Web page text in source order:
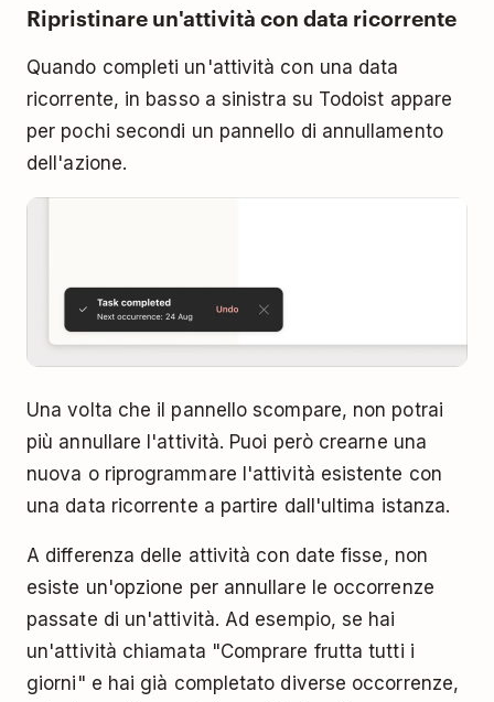
Ripristinare un'attività con data ricorrente
Quando completi un'attività con una data
ricorrente, in basso a sinistra su Todoist appare
per pochi secondi un pannello di annullamento
dell'azione.
Una volta che il pannello scompare, non potrai
più annullare l'attività. Puoi però crearne una
nuova o riprogrammare l'attività esistente con
una data ricorrente a partire dall'ultima istanza.
A differenza delle attività con date fisse, non
esiste un'opzione per annullare le occorrenze
passate di un'attività. Ad esempio, se hai
un'attività chiamata "Comprare frutta tutti i
giorni" e hai già completato diverse occorrenze,